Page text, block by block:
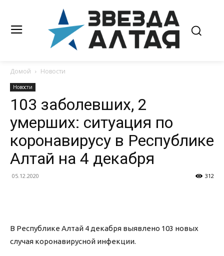
Домой Новости
Новости
103 заболевших, 2
умерших: ситуация по
коронавирусу в Республике
Алтай на 4 декабря
05.12.2020 312
В Республике Алтай 4 декабря выявлено 103 новых
случая коронавирусной инфекции.